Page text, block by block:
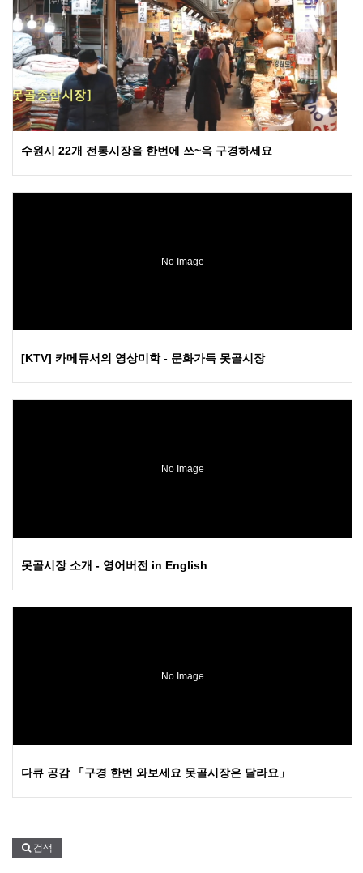
수원시 22개 전통시장을 한번에 쓰~윽 구경하세요
No Image
[KTV] 카메듀서의 영상미학 - 문화가득 못골시장
No Image
못골시장 소개 - 영어버전 in English
No Image
다큐 공감 「구경 한번 와보세요 못골시장은 달라요」
검색